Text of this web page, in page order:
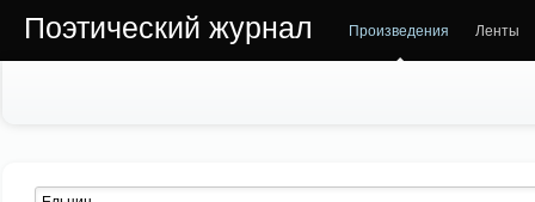
Поэтический журнал Произведения Ленты